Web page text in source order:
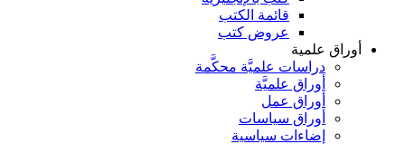
قائمة الكتب
عروض كتب
أوراق علمية
دراسات علميَّة محكَّمة
أوراق علميَّة
أوراق عمل
أوراق سياسات
إضاءات سياسية